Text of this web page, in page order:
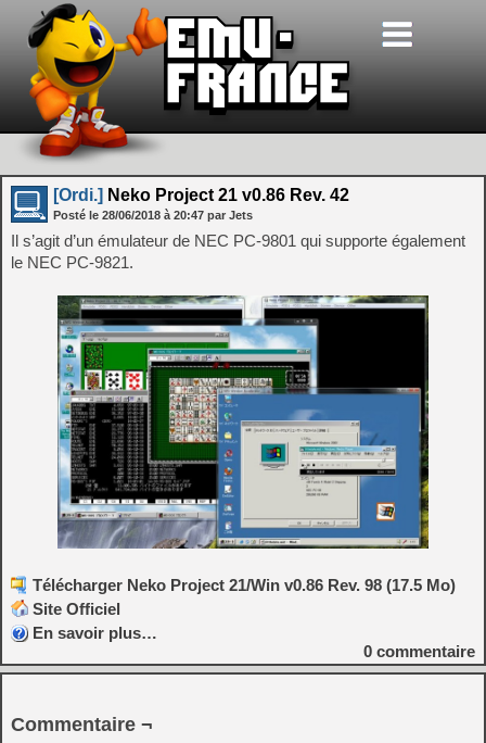
[Ordi.] Neko Project 21 v0.86 Rev. 42
Posté le 28/06/2018 à 20:47 par Jets
Il s’agit d’un émulateur de NEC PC-9801 qui supporte également
le NEC PC-9821.
Télécharger Neko Project 21/Win v0.86 Rev. 98 (17.5 Mo)
Site Officiel
En savoir plus…
0 commentaire
Commentaire ¬